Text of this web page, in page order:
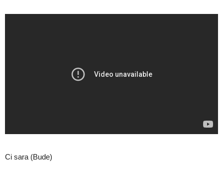
Ci sara (Bude)